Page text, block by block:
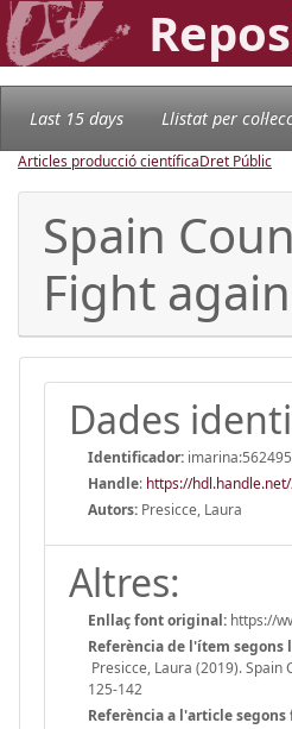
Last 15 days Llistat per
Articles producció científicaDret Públic
Spain
Fight
Dades
Identificador:
Handle: https://
Autors: Presicce, Laura
Altres:
Enllaç font original: https://
Referència de l'ítem segons
Presicce, Laura (2019).
125-142
Referència a l'article